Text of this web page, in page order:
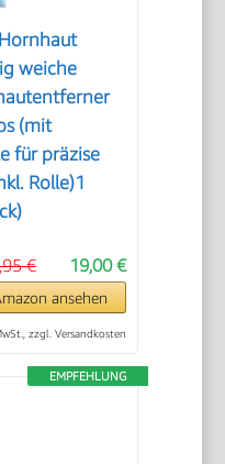
weiche
(mit
für präzise
Rolle)1
19,00 €
€
ansehen
zzgl. Versandkosten
EMPFEHLUNG